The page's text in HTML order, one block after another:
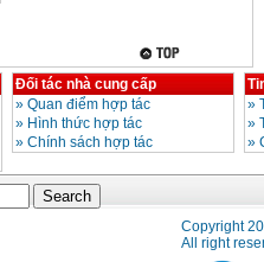
Đối tác nhà cung cấp
» Quan điểm hợp tác
» Hình thức hợp tác
» Chính sách hợp tác
»
»
»
Copyright
All right